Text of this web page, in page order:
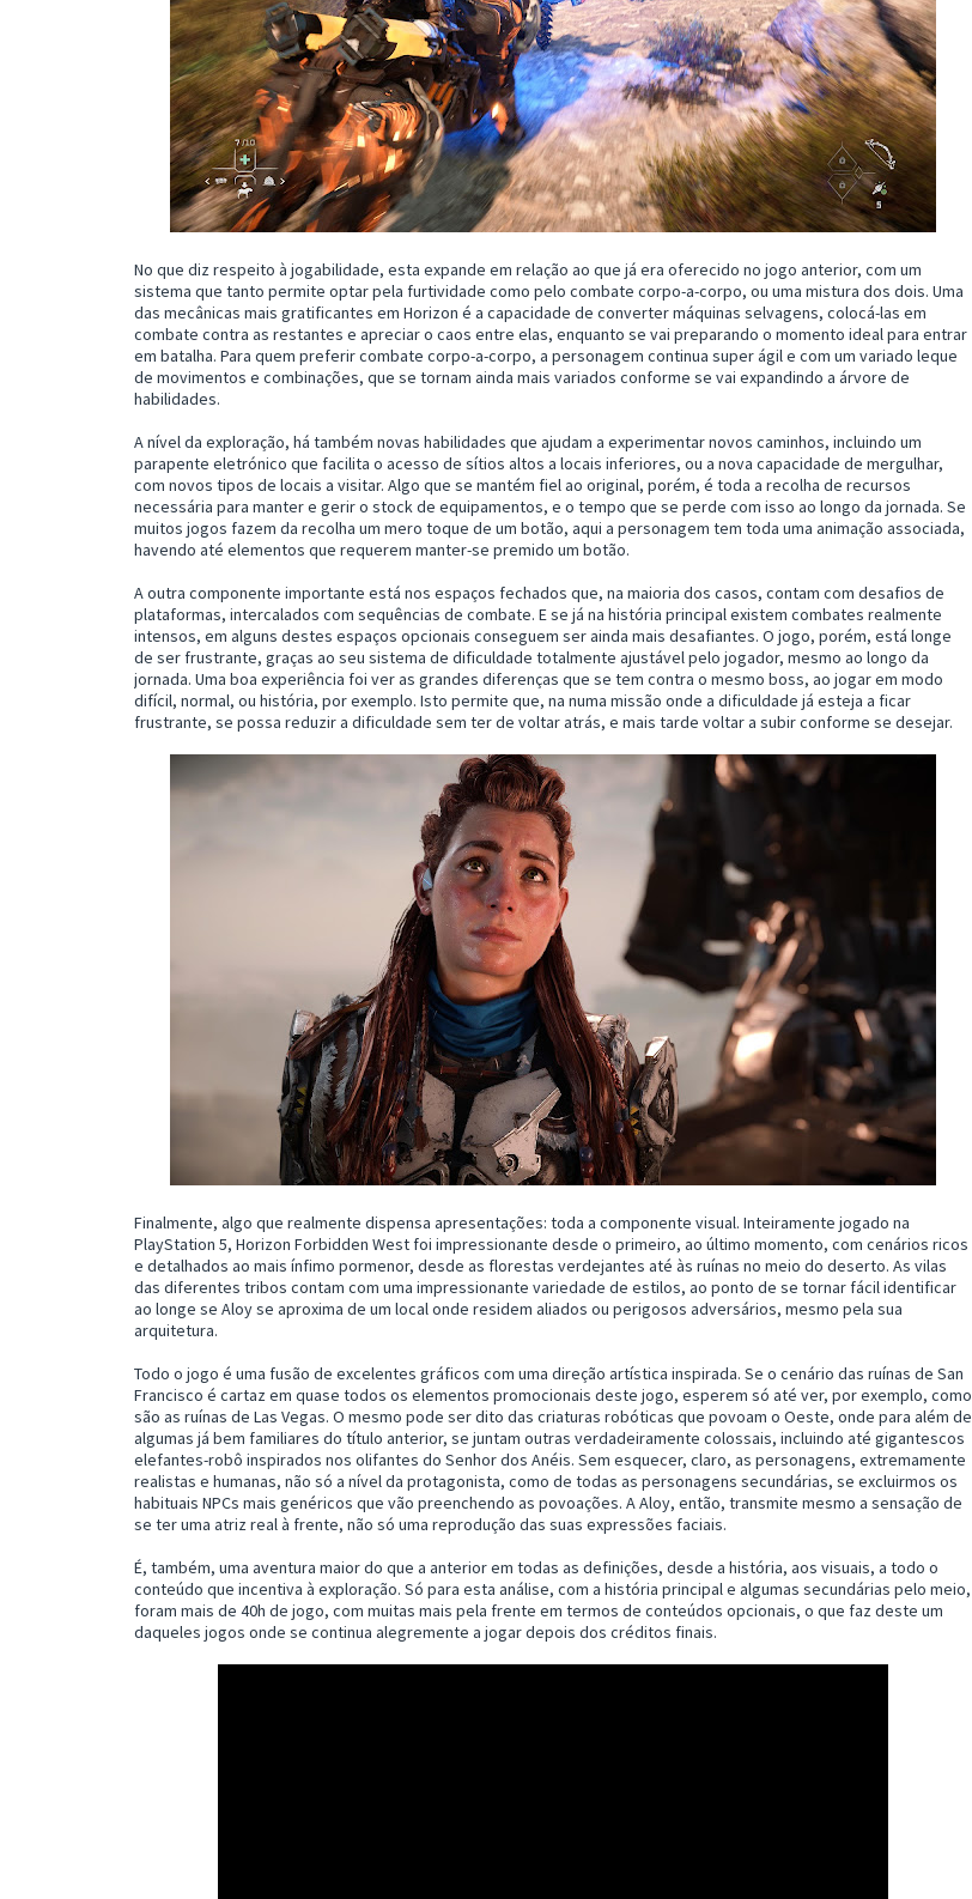
No que diz respeito à jogabilidade, esta expande em relação ao que já era oferecido no jogo anterior, com um
sistema que tanto permite optar pela furtividade como pelo combate corpo-a-corpo, ou uma mistura dos dois. Uma
das mecânicas mais gratificantes em Horizon é a capacidade de converter máquinas selvagens, colocá-las em
combate contra as restantes e apreciar o caos entre elas, enquanto se vai preparando o momento ideal para entrar
em batalha. Para quem preferir combate corpo-a-corpo, a personagem continua super ágil e com um variado leque
de movimentos e combinações, que se tornam ainda mais variados conforme se vai expandindo a árvore de
habilidades.
A nível da exploração, há também novas habilidades que ajudam a experimentar novos caminhos, incluindo um
parapente eletrónico que facilita o acesso de sítios altos a locais inferiores, ou a nova capacidade de mergulhar,
com novos tipos de locais a visitar. Algo que se mantém fiel ao original, porém, é toda a recolha de recursos
necessária para manter e gerir o stock de equipamentos, e o tempo que se perde com isso ao longo da jornada. Se
muitos jogos fazem da recolha um mero toque de um botão, aqui a personagem tem toda uma animação associada,
havendo até elementos que requerem manter-se premido um botão.
A outra componente importante está nos espaços fechados que, na maioria dos casos, contam com desafios de
plataformas, intercalados com sequências de combate. E se já na história principal existem combates realmente
intensos, em alguns destes espaços opcionais conseguem ser ainda mais desafiantes. O jogo, porém, está longe
de ser frustrante, graças ao seu sistema de dificuldade totalmente ajustável pelo jogador, mesmo ao longo da
jornada. Uma boa experiência foi ver as grandes diferenças que se tem contra o mesmo boss, ao jogar em modo
difícil, normal, ou história, por exemplo. Isto permite que, na numa missão onde a dificuldade já esteja a ficar
frustrante, se possa reduzir a dificuldade sem ter de voltar atrás, e mais tarde voltar a subir conforme se desejar.
Finalmente, algo que realmente dispensa apresentações: toda a componente visual. Inteiramente jogado na
PlayStation 5, Horizon Forbidden West foi impressionante desde o primeiro, ao último momento, com cenários ricos
e detalhados ao mais ínfimo pormenor, desde as florestas verdejantes até às ruínas no meio do deserto. As vilas
das diferentes tribos contam com uma impressionante variedade de estilos, ao ponto de se tornar fácil identificar
ao longe se Aloy se aproxima de um local onde residem aliados ou perigosos adversários, mesmo pela sua
arquitetura.
Todo o jogo é uma fusão de excelentes gráficos com uma direção artística inspirada. Se o cenário das ruínas de San
Francisco é cartaz em quase todos os elementos promocionais deste jogo, esperem só até ver, por exemplo, como
são as ruínas de Las Vegas. O mesmo pode ser dito das criaturas robóticas que povoam o Oeste, onde para além de
algumas já bem familiares do título anterior, se juntam outras verdadeiramente colossais, incluindo até gigantescos
elefantes-robô inspirados nos olifantes do Senhor dos Anéis. Sem esquecer, claro, as personagens, extremamente
realistas e humanas, não só a nível da protagonista, como de todas as personagens secundárias, se excluirmos os
habituais NPCs mais genéricos que vão preenchendo as povoações. A Aloy, então, transmite mesmo a sensação de
se ter uma atriz real à frente, não só uma reprodução das suas expressões faciais.
É, também, uma aventura maior do que a anterior em todas as definições, desde a história, aos visuais, a todo o
conteúdo que incentiva à exploração. Só para esta análise, com a história principal e algumas secundárias pelo meio,
foram mais de 40h de jogo, com muitas mais pela frente em termos de conteúdos opcionais, o que faz deste um
daqueles jogos onde se continua alegremente a jogar depois dos créditos finais.